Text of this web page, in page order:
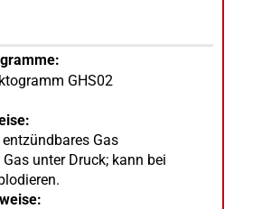
Gas
unter Druck; kann bei